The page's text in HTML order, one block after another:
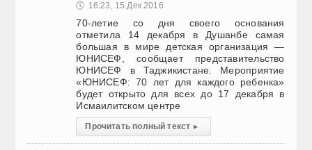
🕔 16:23, 15.Дек 2016
70-летие со дня своего основания
отметила 14 декабря в Душанбе самая
большая в мире детская организация —
ЮНИСЕФ, сообщает представительство
ЮНИСЕФ в Таджикистане. Мероприятие
«ЮНИСЕФ: 70 лет для каждого ребенка»
будет открыто для всех до 17 декабря в
Исмаилитском центре
Прочитать полный текст ▸